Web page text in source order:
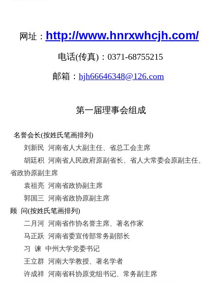
网址： http://www.hnrxwhcjh.com/
电话(传真)：0371-68755215
邮箱： hjh66646348@126.com
第一届理事会组成
名誉会长(按姓氏笔画排列 )
刘新民 河南省人大副主任、省总工会主席
胡廷积 河南省人民政府原副省长、省人大常委会原副主任、
省政协原副主席
袁祖亮 河南省政协副主席
郭国三 河南省政协原副主席
顾
问(按姓氏笔画排列 )
二月河 河南省作协名誉主席、著名作家
马正跃 河南省委宣传部常务副部长
习
谏 中州大学党委书记
王立群 河南大学教授、著名学者
许成祥 河南省科协原党组书记、常务副主席